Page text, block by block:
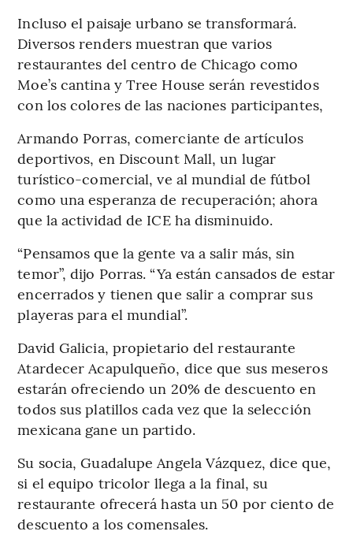
Incluso el paisaje urbano se transformará.
Diversos renders muestran que varios
restaurantes del centro de Chicago como
Moe’s cantina y Tree House serán revestidos
con los colores de las naciones participantes,
Armando Porras, comerciante de artículos
deportivos, en Discount Mall, un lugar
turístico-comercial, ve al mundial de fútbol
como una esperanza de recuperación; ahora
que la actividad de ICE ha disminuido.
“Pensamos que la gente va a salir más, sin
temor”, dijo Porras. “Ya están cansados de estar
encerrados y tienen que salir a comprar sus
playeras para el mundial”.
David Galicia, propietario del restaurante
Atardecer Acapulqueño, dice que sus meseros
estarán ofreciendo un 20% de descuento en
todos sus platillos cada vez que la selección
mexicana gane un partido.
Su socia, Guadalupe Angela Vázquez, dice que,
si el equipo tricolor llega a la final, su
restaurante ofrecerá hasta un 50 por ciento de
descuento a los comensales.